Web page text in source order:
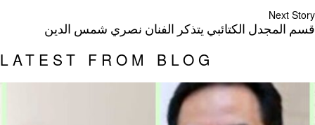
Next Story
قسم المجدل الكتائبي يتذكر الفنان نصري شمس الدين
LATEST FROM BLOG